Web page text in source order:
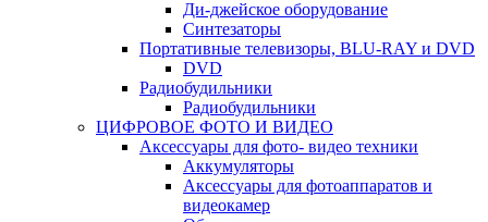
Ди-джейское оборудование
Синтезаторы
Портативные телевизоры, BLU-RAY и DVD
DVD
Радиобудильники
Радиобудильники
ЦИФРОВОЕ ФОТО И ВИДЕО
Аксессуары для фото- видео техники
Аккумуляторы
Аксессуары для фотоаппаратов и
видеокамер